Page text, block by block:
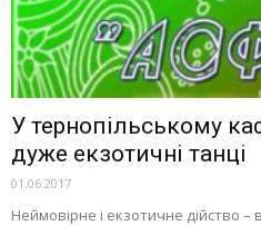
У тернопільському
дуже екзотичні танці
01.06.2017
Неймовірне і екзотичне дійство